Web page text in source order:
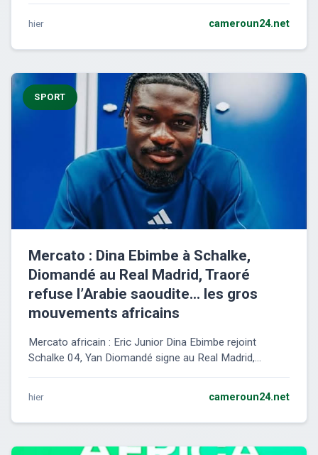
hier cameroun24.net
SPORT
Mercato : Dina Ebimbe à Schalke,
Diomandé au Real Madrid, Traoré
refuse l’Arabie saoudite… les gros
mouvements africains
Mercato africain : Eric Junior Dina Ebimbe rejoint
Schalke 04, Yan Diomandé signe au Real Madrid,...
hier cameroun24.net